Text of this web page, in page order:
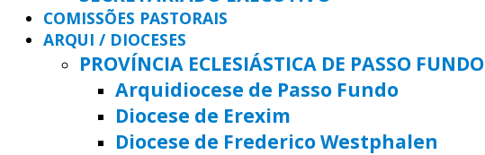
COMISSÕES PASTORAIS
ARQUI / DIOCESES
PROVÍNCIA ECLESIÁSTICA DE PASSO FUNDO
Arquidiocese de Passo Fundo
Diocese de Erexim
Diocese de Frederico Westphalen